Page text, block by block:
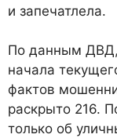
и запечатлела.
По данным ДВД,
начала
фактов
раскрыто 216.
только об